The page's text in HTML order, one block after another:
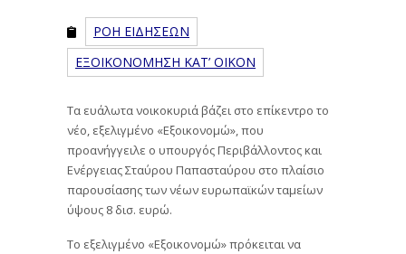
ΡΟΗ ΕΙΔΗΣΕΩΝ
ΕΞΟΙΚΟΝΟΜΗΣΗ ΚΑΤ’ ΟΙΚΟΝ
Τα ευάλωτα νοικοκυριά βάζει στο επίκεντρο το
νέο, εξελιγμένο «Εξοικονομώ», που
προανήγγειλε ο υπουργός Περιβάλλοντος και
Ενέργειας Σταύρου Παπασταύρου στο πλαίσιο
παρουσίασης των νέων ευρωπαϊκών ταμείων
ύψους 8 δισ. ευρώ.
Το εξελιγμένο «Εξοικονομώ» πρόκειται να